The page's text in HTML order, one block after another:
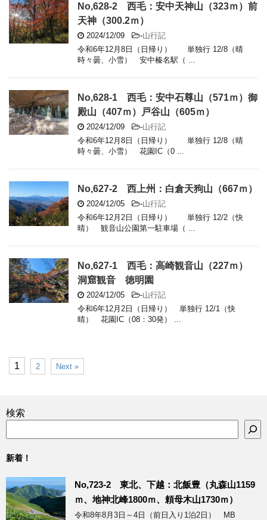
No,628-2 西毛：安中天神山（323ｍ）前
天神（300.2ｍ）
2024/12/09 -山行記
令和6年12月8日（日帰り） 単独行 12/8（晴
時々曇、小雪） 安中榛名駅（ ...
No,628-1 西毛：安中石尊山（571ｍ）御
殿山（407ｍ）戸谷山（605ｍ）
2024/12/09 -山行記
令和6年12月8日（日帰り） 単独行 12/8（晴
時々曇、小雪） 花園IC（0 ...
No,627-2 西上州：白倉天狗山（667ｍ）
2024/12/05 -山行記
令和6年12月2日（日帰り） 単独行 12/2（快
晴） 観音山公園第一駐車場（ ...
No,627-1 西毛：高崎観音山（227ｍ）
洞窟観音 徳明園
2024/12/05 -山行記
令和6年12月2日（日帰り） 単独行 12/1（快
晴） 花園IC（08：30発） ...
1 2 Next »
検索
新着！
No,723-2 東北、下越：北飯豊（丸森山1159
ｍ、地神北峰1800ｍ、頼母木山1730ｍ）
令和8年8月3日～4日（前日入り1泊2日） MB